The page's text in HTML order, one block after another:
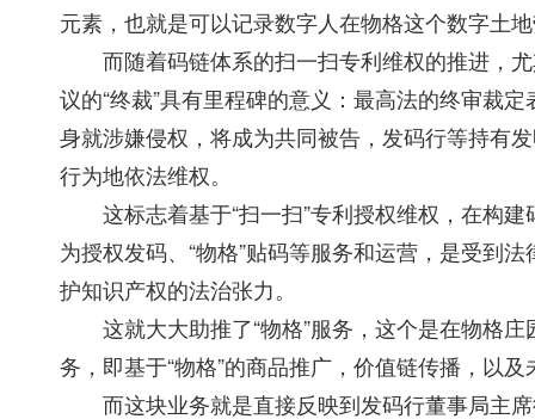
元素，也就是可以记录数字人在物格这个数字土
而随着码链体系的扫一扫专利维权的推进，尤
议的“终裁”具有里程碑的意义：最高法的终审裁
身就涉嫌侵权，将成为共同被告，发码行等持有
行为地依法维权。
这标志着基于“扫一扫”专利授权维权，在构建
为授权发码、“物格”贴码等服务和运营，是受到
护知识产权的法治张力。
这就大大助推了“物格”服务，这个是在物格庄
务，即基于“物格”的商品推广，价值链传播，以
而这块业务就是直接反映到发码行董事局主席